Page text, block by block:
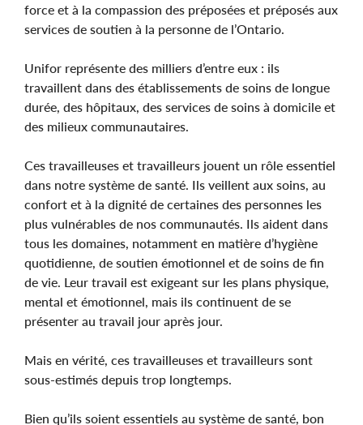
force et à la compassion des préposées et préposés aux
services de soutien à la personne de l’Ontario.
Unifor représente des milliers d’entre eux : ils
travaillent dans des établissements de soins de longue
durée, des hôpitaux, des services de soins à domicile et
des milieux communautaires.
Ces travailleuses et travailleurs jouent un rôle essentiel
dans notre système de santé. Ils veillent aux soins, au
confort et à la dignité de certaines des personnes les
plus vulnérables de nos communautés. Ils aident dans
tous les domaines, notamment en matière d’hygiène
quotidienne, de soutien émotionnel et de soins de fin
de vie. Leur travail est exigeant sur les plans physique,
mental et émotionnel, mais ils continuent de se
présenter au travail jour après jour.
Mais en vérité, ces travailleuses et travailleurs sont
sous-estimés depuis trop longtemps.
Bien qu’ils soient essentiels au système de santé, bon